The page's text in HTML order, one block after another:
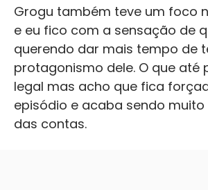
Grogu também teve um foco
e eu fico com a sensação de
querendo dar mais tempo de
protagonismo dele. O que até
legal mas acho que fica
episódio e acaba sendo
das contas.